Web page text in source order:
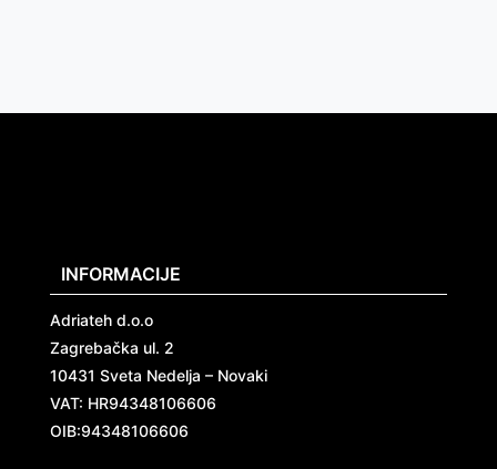
INFORMACIJE
Adriateh d.o.o
Zagrebačka ul. 2
10431 Sveta Nedelja – Novaki
VAT: HR94348106606
OIB:94348106606